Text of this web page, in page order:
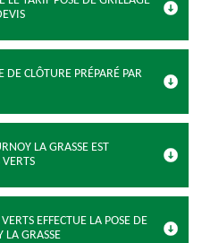
DE CLÔTURE PRÉPARÉ PAR
LA GRASSE EST
VERTS
EFFECTUE LA POSE DE
LA GRASSE